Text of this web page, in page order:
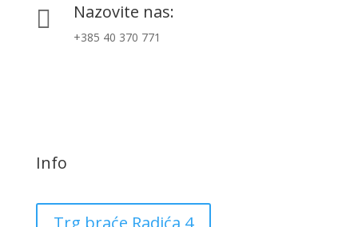
 Nazovite nas:
+385 40 370 771
Info
Trg braće Radića 4